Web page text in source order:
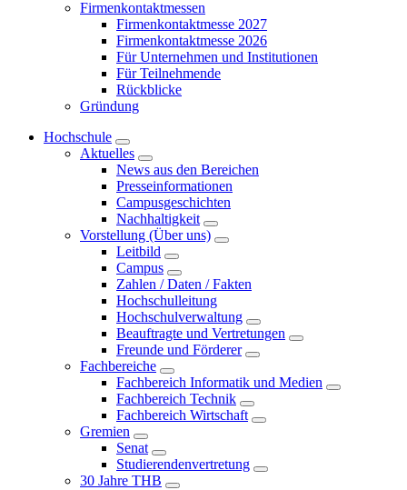
Firmenkontaktmessen
Firmenkontaktmesse 2027
Firmenkontaktmesse 2026
Für Unternehmen und Institutionen
Für Teilnehmende
Rückblicke
Gründung
Hochschule
Aktuelles
News aus den Bereichen
Presseinformationen
Campusgeschichten
Nachhaltigkeit
Vorstellung (Über uns)
Leitbild
Campus
Zahlen / Daten / Fakten
Hochschulleitung
Hochschulverwaltung
Beauftragte und Vertretungen
Freunde und Förderer
Fachbereiche
Fachbereich Informatik und Medien
Fachbereich Technik
Fachbereich Wirtschaft
Gremien
Senat
Studierendenvertretung
30 Jahre THB